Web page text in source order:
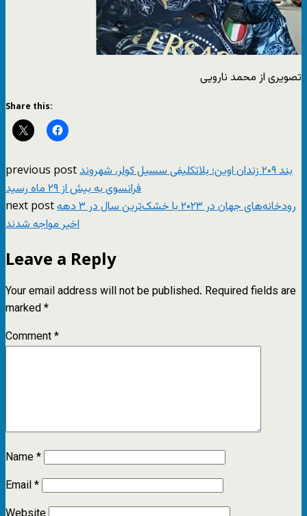
تصویری از محمد نارویی
Share this:
previous postبند ۲۰۹ زندان اوین؛ بلاتکلیفی سسیل کولر، شهروند
فرانسوی به بیش از ۲۹ ماه رسید
next postرودخانه‌های جهان در ۲۰۲۳ با خشک‌ترین سال در ۳ دهه
اخیر مواجه شدند
Leave a Reply
Your email address will not be published. Required fields are
marked*
Comment*
Name*
Email*